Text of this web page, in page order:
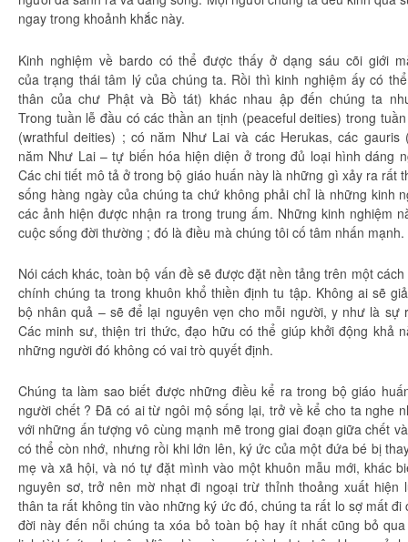
ngay trong khoảnh khắc này.
Kinh nghiệm về bardo có thể được thấy ở dạng sáu cõi giới
củatrạng thái tâm lýcủa chúng ta. Rồi thìkinh nghiệm ấy có
thân của chư Phật và Bồ tát) khác nhau ập đến chúng ta
Trong tuần lễ đầu có các thầnan tịnh (peaceful deities) trong
(wrathful deities) ; có năm Như Lai và các Herukas, các gauris
năm Như Lai– tự biến hóa hiện diện ở trong đủ loại hình dáng
Cácchi tiết mô tả ở trongbộ giáo huấn này là những gì xảy ra rất
sống hàng ngày của chúng ta chứ không phải chỉ là những kinh
cácảnh hiện được nhận ra trongtrung ấm. Nhữngkinh nghiệm
cuộc sống đời thường ; đó là điều mà chúng tôi cố tâm nhấn mạnh.
Nói cách khác,toàn bộ vấn đềsẽ được đặt nền tảng trên một
chínhchúng ta trong khuôn khổthiền định tu tập. Không ai sẽ
bộ nhân quả – sẽ để lại nguyên vẹn cho mỗi người, y như là sự
Các minh sư,thiện tri thức,đạo hữu có thể giúp khởi động khả
những người đó không có vai trò quyết định.
Chúng ta làm sao biết được những điều kể ra trong bộ giáo
người chết ? Đã có ai từ ngôi mộsống lại, trở vềkể cho ta nghe
với những ấn tượng vô cùng mạnh mẽ trong giai đoạn giữa chết
có thể còn nhớ, nhưng rồi khi lớn lên, ký ức của một đứa bé bị
mẹ và xã hội, và nó tự đặt mình vào một khuôn mẫu mới, khác
nguyên sơ, trở nên mờ nhạt đi ngoại trừ thỉnh thoảng xuất hiện
thân ta rất không tin vào những ký ức đó, chúng ta rất lo sợ mất
đời này đến nỗichúng ta xóa bỏ toàn bộ hay ít nhấtcũng bỏ